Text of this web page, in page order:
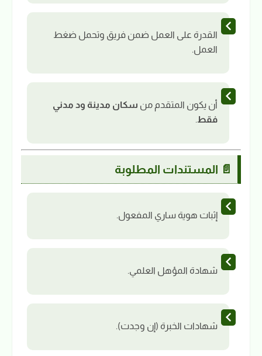
القدرة على العمل ضمن فريق وتحمل ضغط
العمل.
أن يكون المتقدم من سكان مدينة ود مدني
فقط.
📄 المستندات المطلوبة
إثبات هوية ساري المفعول.
شهادة المؤهل العلمي.
شهادات الخبرة (إن وجدت).